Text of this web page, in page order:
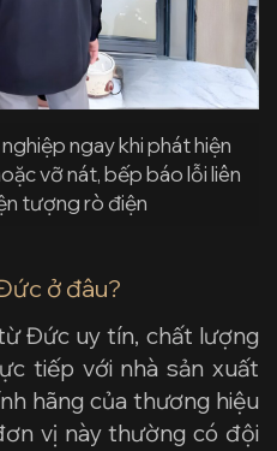
ngay khi phát hiện
vỡ nát, bếp báo lỗi liên
tượng rò điện
ở đâu?
Đức uy tín, chất lượng
tiếp với nhà sản xuất
hãng của thương hiệu
vị này thường có đội